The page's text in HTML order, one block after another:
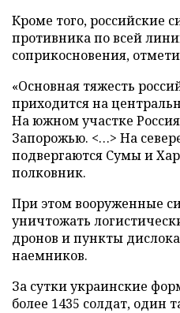
Кроме того, российские
противника по всей
соприкосновения,
«Основная тяжесть
приходится на
На южном участке
Запорожью. <…> На
подвергаются Сумы и
полковник.
При этом вооруженные
уничтожать
дронов и пункты
наемников.
За сутки украинские
более 1435 солдат, один